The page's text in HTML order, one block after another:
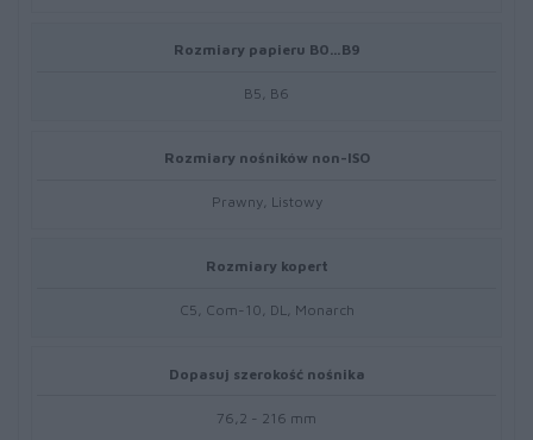
Rozmiary papieru B0…B9
B5, B6
Rozmiary nośników non-ISO
Prawny, Listowy
Rozmiary kopert
C5, Com-10, DL, Monarch
Dopasuj szerokość nośnika
76,2 - 216 mm